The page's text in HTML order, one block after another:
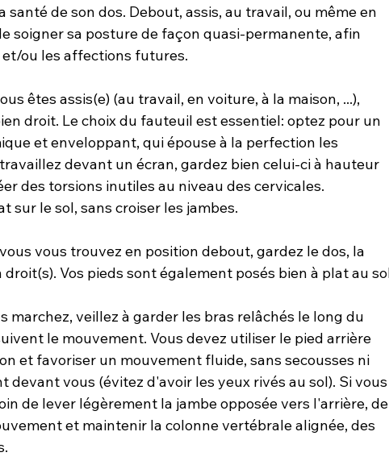
de son dos. Debout, assis, au travail, ou même en
soigner sa posture de façon quasi-permanente, afin
ou les affections futures.
êtes assis(e) (au travail, en voiture, à la maison, ...),
droit. Le choix du fauteuil est essentiel: optez pour un
et enveloppant, qui épouse à la perfection les
devant un écran, gardez bien celui-ci à hauteur
des torsions inutiles au niveau des cervicales.
sur le sol, sans croiser les jambes.
vous trouvez en position debout, gardez le dos, la
Vos pieds sont également posés bien à plat au
marchez, veillez à garder les bras relâchés le long du
le mouvement. Vous devez utiliser le pied arrière
et favoriser un mouvement fluide, sans secousses ni
devant vous (évitez d'avoir les yeux rivés au sol). Si
de lever légèrement la jambe opposée vers l'arrière,
et maintenir la colonne vertébrale alignée, des